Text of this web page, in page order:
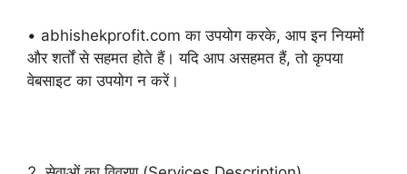
• abhishekprofit.com का उपयोग करके, आप इन नियमों
और शर्तों से सहमत होते हैं। यदि आप असहमत हैं, तो कृपया
वेबसाइट का उपयोग न करें।